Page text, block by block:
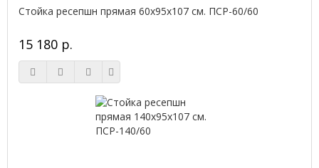
Стойка ресепшн прямая 60х95х107 см. ПСР-60/60
15 180 р.